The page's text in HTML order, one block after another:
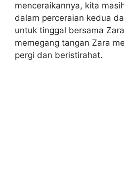
menceraikannya, kita
dalam perceraian kedua
untuk tinggal bersama
memegang tangan Zara
pergi dan beristirahat.